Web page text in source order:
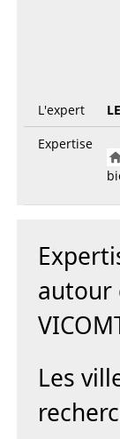
L'expert
Expertise
autour
Les